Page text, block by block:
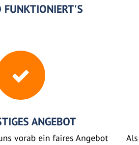
FUNKTIONIERT'S
ANGEBOT
vorab ein faires Angebot